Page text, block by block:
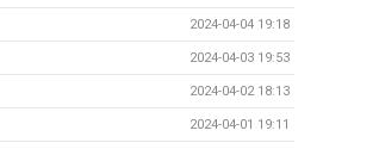
2024-04-04 19:18
2024-04-03 19:53
2024-04-02 18:13
2024-04-01 19:11